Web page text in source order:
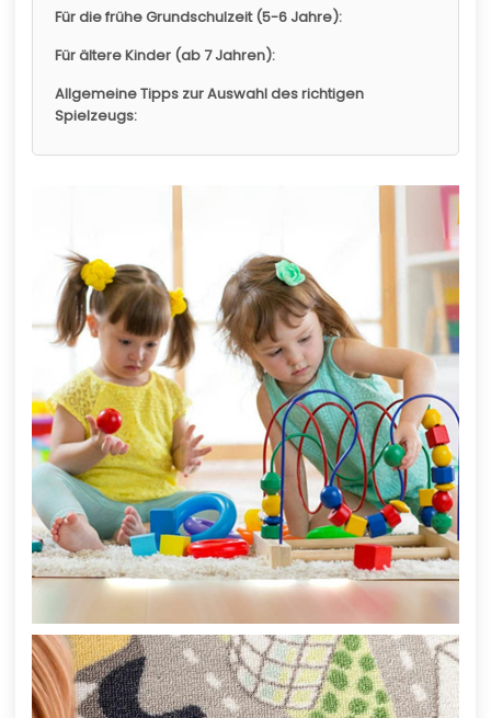
Für die frühe Grundschulzeit (5-6 Jahre):
Für ältere Kinder (ab 7 Jahren):
Allgemeine Tipps zur Auswahl des richtigen
Spielzeugs: